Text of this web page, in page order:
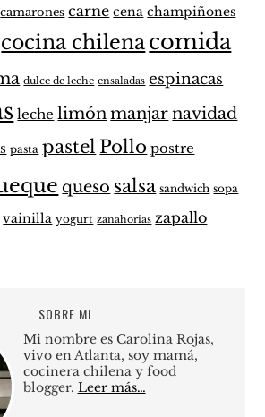
camarones carne cena champiñones
cocina chilenacomida
dulce de leche ensaladas espinacas
leche limónmanjarnavidad
pasta pastel Pollo postre
queso salsa sandwich sopa
vainilla yogurt zanahorias zapallo
SOBRE MI
Mi nombre es Carolina Rojas,
vivo en Atlanta, soy mamá,
cocinera chilena y food
blogger. Leer más…